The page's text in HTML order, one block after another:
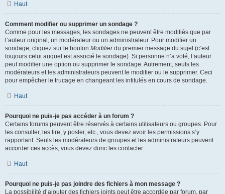
Haut
Comment modifier ou supprimer un sondage ?
Comme pour les messages, les sondages ne peuvent être modifiés que par
l’auteur original, un modérateur ou un administrateur. Pour modifier un
sondage, cliquez sur le bouton Modifierdu premier message du sujet (c’est
toujours celui auquel est associé le sondage). Si personne n’a voté, l’auteur
peut modifier une option ou supprimer le sondage. Autrement, seuls les
modérateurs et les administrateurs peuvent le modifier ou le supprimer. Ceci
pour empêcher le trucage en changeant les intitulés en cours de sondage.
Haut
Pourquoi ne puis-je pas accéder à un forum ?
Certains forums peuvent être réservés à certains utilisateurs ou groupes. Pour
les consulter, les lire, y poster, etc., vous devez avoir les permissions s’y
rapportant. Seuls les modérateurs de groupes et les administrateurs peuvent
accorder ces accès, vous devez donc les contacter.
Haut
Pourquoi ne puis-je pas joindre des fichiers à mon message ?
La possibilité d’ajouter des fichiers joints peut être accordée par forum, par